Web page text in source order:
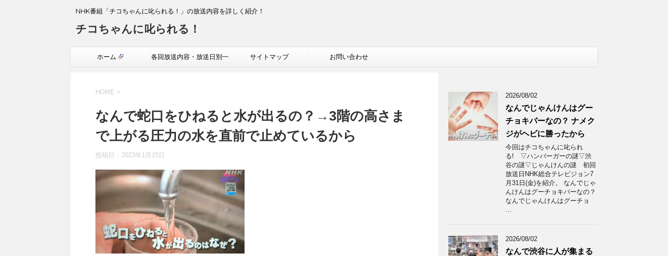
NHK番組「チコちゃんに叱られる！」の放送内容を詳しく紹介！
チコちゃんに叱られる！
ホーム 各回放送内容・放送日別一 サイトマップ お問い合わせ
HOME >
なんで蛇口をひねると水が出るの？→3階の高さま
で上がる圧力の水を直前で止めているから
投稿日： 2023年1月15日
2026/08/02
なんでじゃんけんはグー
チョキパーなの？ ナメク
ジがヘビに勝ったから
今回はチコちゃんに叱られ
る! ▽ハンバーガーの謎▽渋
谷の謎▽じゃんけんの謎 初回
放送日NHK総合テレビジョン7
月31日(金)を紹介。 なんでじゃ
んけんはグーチョキパーなの？
なんでじゃんけんはグーチョ
…
2026/08/02
なんで渋谷に人が集まる